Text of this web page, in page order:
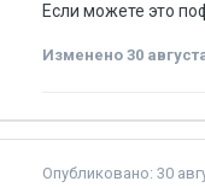
Если можете это
Изменено 30
Опубликовано: 30